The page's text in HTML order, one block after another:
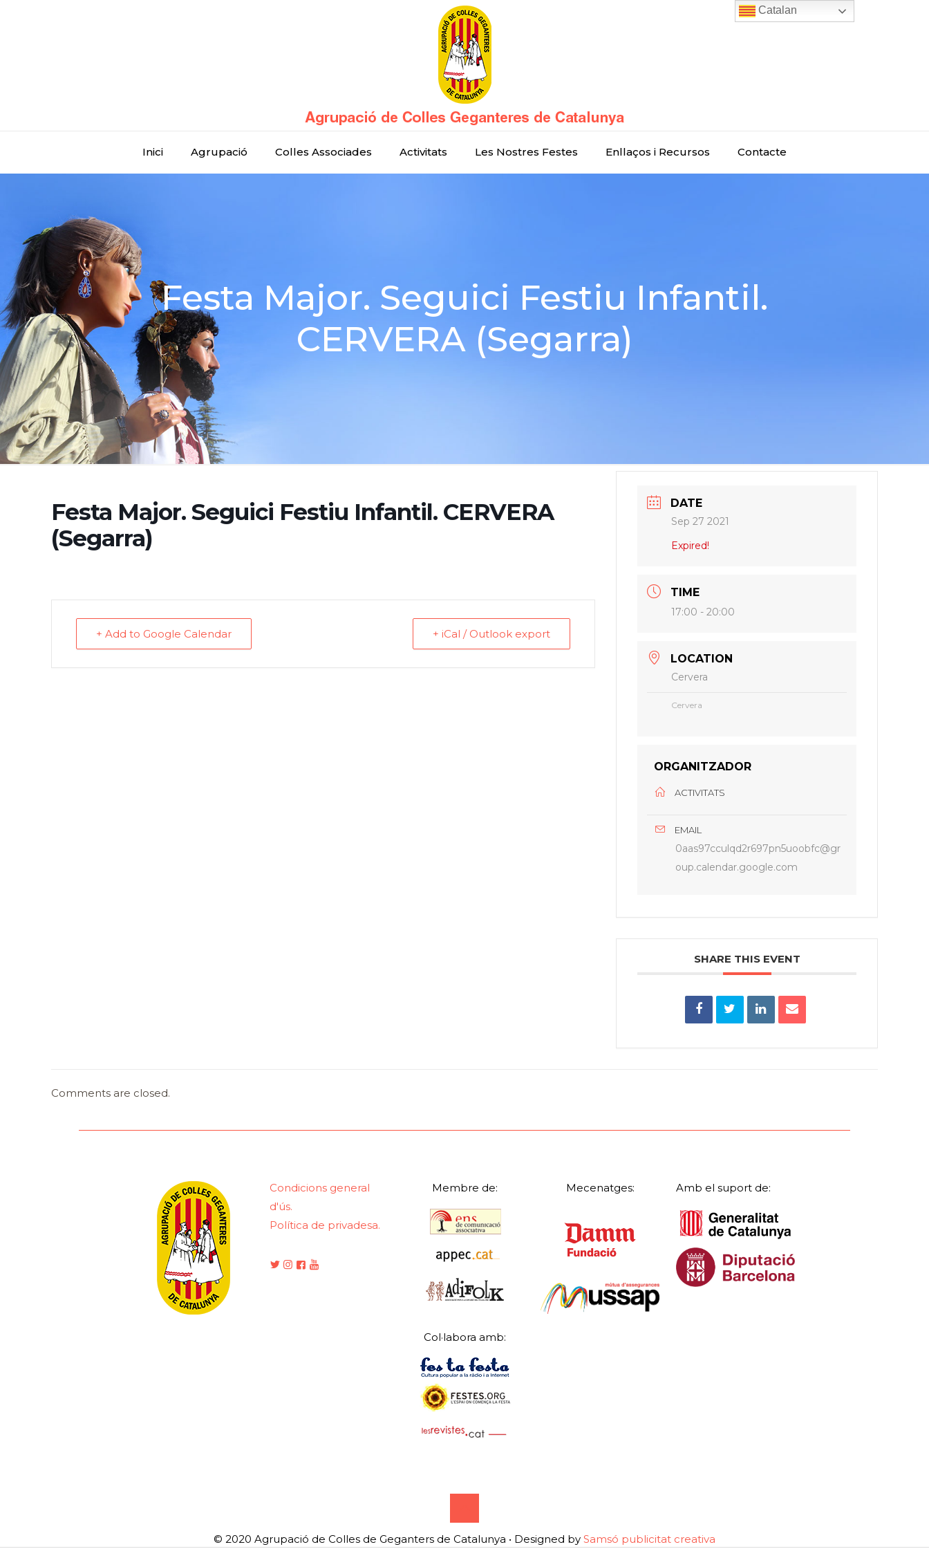
Inici Agrupació Colles Associades Activitats Les Nostres Festes Enllaços i Recursos Contacte
Festa Major. Seguici Festiu Infantil.
CERVERA (Segarra)
Festa Major. Seguici Festiu Infantil. CERVERA
(Segarra)
+ Add to Google Calendar + iCal / Outlook export
DATE
Sep 27 2021
Expired!
TIME
17:00 - 20:00
LOCATION
Cervera
Cervera
ORGANITZADOR
ACTIVITATS
EMAIL
0aas97cculqd2r697pn5uoobfc@gr
oup.calendar.google.com
SHARE THIS EVENT
Comments are closed.
Condicions general
d'ús.
Política de privadesa.
Membre de:
Col·labora amb:
Mecenatges: Amb el suport de:
© 2020 Agrupació de Colles de Geganters de Catalunya • Designed by Samsó publicitat creativa
Catalan